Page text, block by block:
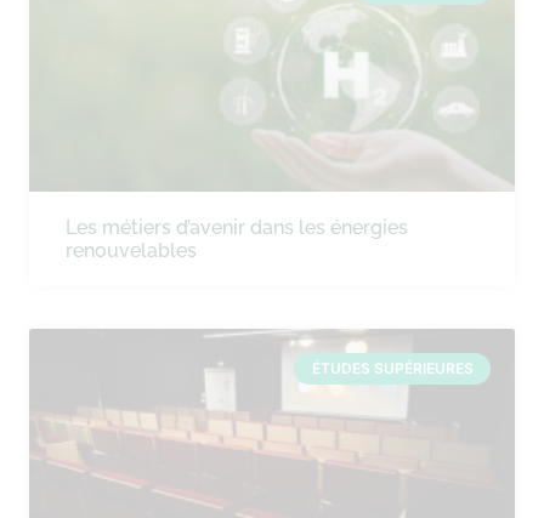
Les métiers d’avenir dans les énergies
renouvelables
ÉTUDES SUPÉRIEURES